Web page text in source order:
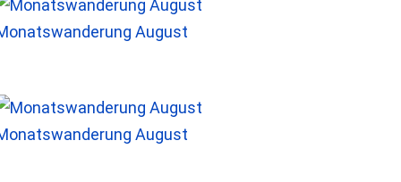
August
August